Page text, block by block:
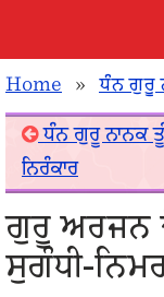
Home » ਧੰਨ ਗੁਰੂ
ਧੰਨ ਗੁਰੂ ਨਾਨਕ
ਨਿਰੰਕਾਰ
ਗੁਰੂ ਅਰਜਨ
ਸੁਗੰਧੀ-